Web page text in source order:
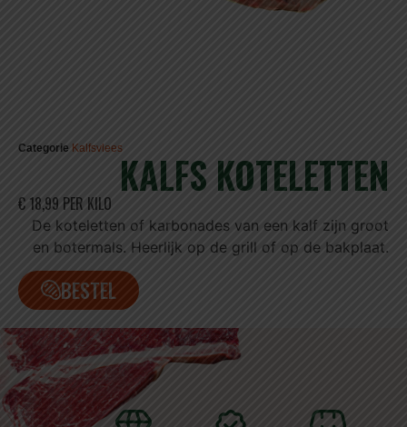
Categorie KalfsvleesKALFS KOTELETTEN
€ 18,99 PER KILO
De koteletten of karbonades van een kalf zijn groot
en botermals. Heerlijk op de grill of op de bakplaat.
BESTEL